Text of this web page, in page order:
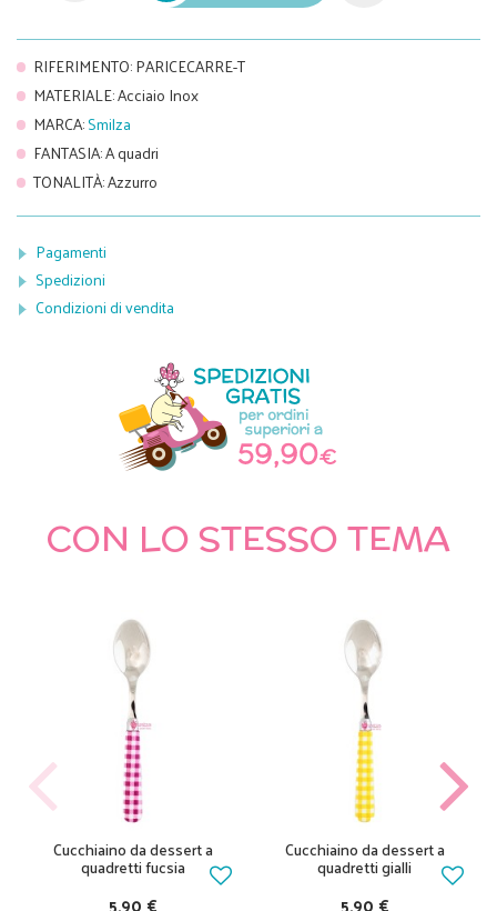
RIFERIMENTO:PARICECARRE-T
MATERIALE:Acciaio Inox
MARCA:Smilza
FANTASIA:A quadri
TONALITÀ:Azzurro
Pagamenti
Spedizioni
Condizioni di vendita
CON LO STESSO TEMA
Cucchiaino da dessert a
quadretti fucsia
5,90 €
Cucchiaino da dessert a
quadretti gialli
5,90 €